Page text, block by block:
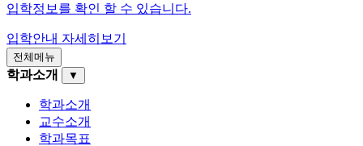
입학정보를 확인 할 수 있습니다.
입학안내 자세히보기
전체메뉴
학과소개 ▼
학과소개
교수소개
학과목표